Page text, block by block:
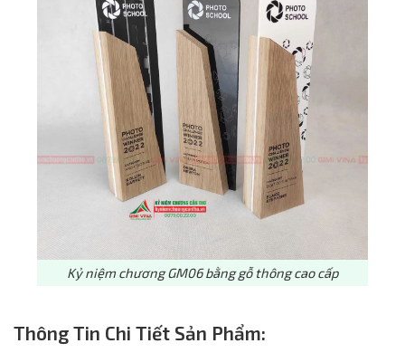
Kỷ niệm chương GM06 bằng gỗ thông cao cấp
Thông Tin Chi Tiết Sản Phẩm: